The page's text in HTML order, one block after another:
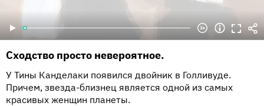
Сходство просто невероятное.
У Тины Канделаки появился двойник в Голливуде.
Причем, звезда-близнец является одной из самых
красивых женщин планеты.